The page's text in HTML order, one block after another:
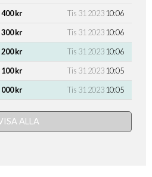
400 kr Tis 31 202310:06
300 kr Tis 31 202310:06
200 kr Tis 31 202310:06
100 kr Tis 31 202310:05
000 kr Tis 31 202310:05
ALLA